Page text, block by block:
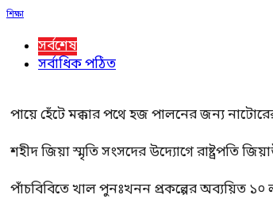
শিক্ষা
সর্বশেষ
সর্বাধিক পঠিত
পায়ে হেঁটে মক্কার পথে হজ পালনের জন্য
শহীদ জিয়া স্মৃতি সংসদের উদ্যোগে রাষ্ট্রপতি
পাঁচবিবিতে খাল পুনঃখনন প্রকল্পের অব্যয়িত ১০